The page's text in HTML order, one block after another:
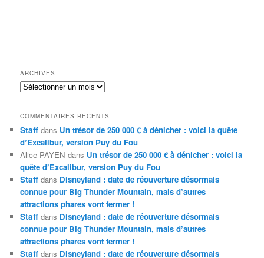
ARCHIVES
Archives
COMMENTAIRES RÉCENTS
Staff dans Un trésor de 250 000 € à dénicher : voici la quête
d’Excalibur, version Puy du Fou
Alice PAYEN dans Un trésor de 250 000 € à dénicher : voici la
quête d’Excalibur, version Puy du Fou
Staff dans Disneyland : date de réouverture désormais
connue pour Big Thunder Mountain, mais d’autres
attractions phares vont fermer !
Staff dans Disneyland : date de réouverture désormais
connue pour Big Thunder Mountain, mais d’autres
attractions phares vont fermer !
Staff dans Disneyland : date de réouverture désormais